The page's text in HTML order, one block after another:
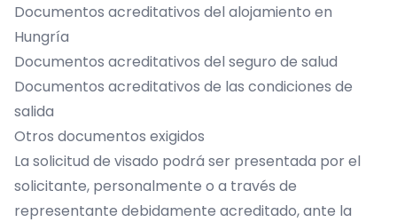
Documentos acreditativos del alojamiento en
Hungría
Documentos acreditativos del seguro de salud
Documentos acreditativos de las condiciones de
salida
Otros documentos exigidos
La solicitud de visado podrá ser presentada por el
solicitante, personalmente o a través de
representante debidamente acreditado, ante la